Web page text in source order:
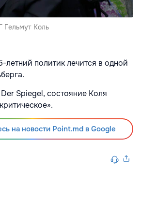
Гельмут Коль
летний политик лечится в одной
Spiegel, состояние Коля
на новости Point.md в Google